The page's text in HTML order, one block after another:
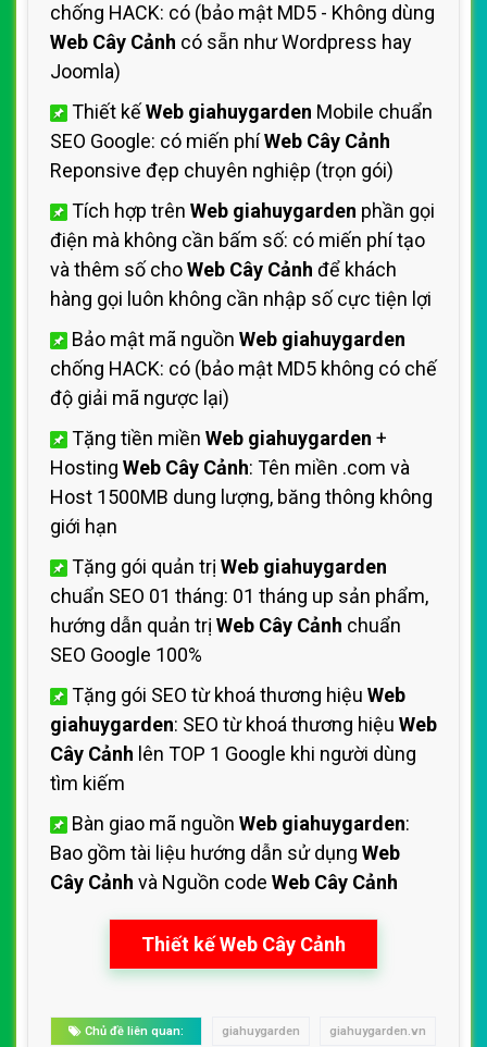
chống HACK: có (bảo mật MD5 - Không dùng
Web Cây Cảnh có sẵn như Wordpress hay
Joomla)
Thiết kếWeb giahuygarden Mobile chuẩn
SEO Google: có miến phíWeb Cây Cảnh
Reponsive đẹp chuyên nghiệp (trọn gói)
Tích hợp trên Web giahuygarden phần gọi
điện mà không cần bấm số: có miến phí tạo
và thêm số choWeb Cây Cảnh để khách
hàng gọi luôn không cần nhập số cực tiện lợi
Bảo mật mã nguồn Web giahuygarden
chống HACK: có (bảo mật MD5 không có chế
độ giải mã ngược lại)
Tặng tiền miền Web giahuygarden +
Hosting Web Cây Cảnh: Tên miền .com và
Host 1500MB dung lượng, băng thông không
giới hạn
Tặng gói quản trị Web giahuygarden
chuẩn SEO 01 tháng: 01 tháng up sản phẩm,
hướng dẫn quản trị Web Cây Cảnh chuẩn
SEO Google 100%
Tặng gói SEO từ khoá thương hiệu Web
giahuygarden: SEO từ khoá thương hiệu Web
Cây Cảnh lên TOP 1 Google khi người dùng
tìm kiếm
Bàn giao mã nguồn Web giahuygarden:
Bao gồm tài liệu hướng dẫn sử dụng Web
Cây Cảnh và Nguồn code Web Cây Cảnh
Thiết kế Web Cây Cảnh
Chủ đề liên quan: giahuygarden giahuygarden.vn